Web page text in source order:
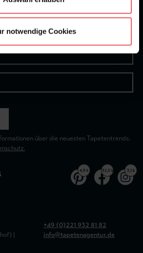
notwendige Cookies
über die neuesten Tapetentrends.
4,9 k 32,5 k 3,1 k
|
+49 (0)221 932 81 82
info@tapetenagentur.de